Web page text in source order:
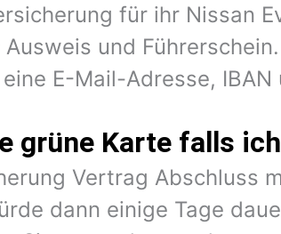
für ihr Nissan
und
E-Mail-Adresse, IBAN
grüne Karte falls
Vertrag Abschluss
dann einige Tage